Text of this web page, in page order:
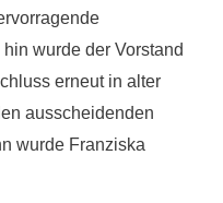
wurde der Vorstand
erneut in alter
ausscheidenden
wurde Franziska